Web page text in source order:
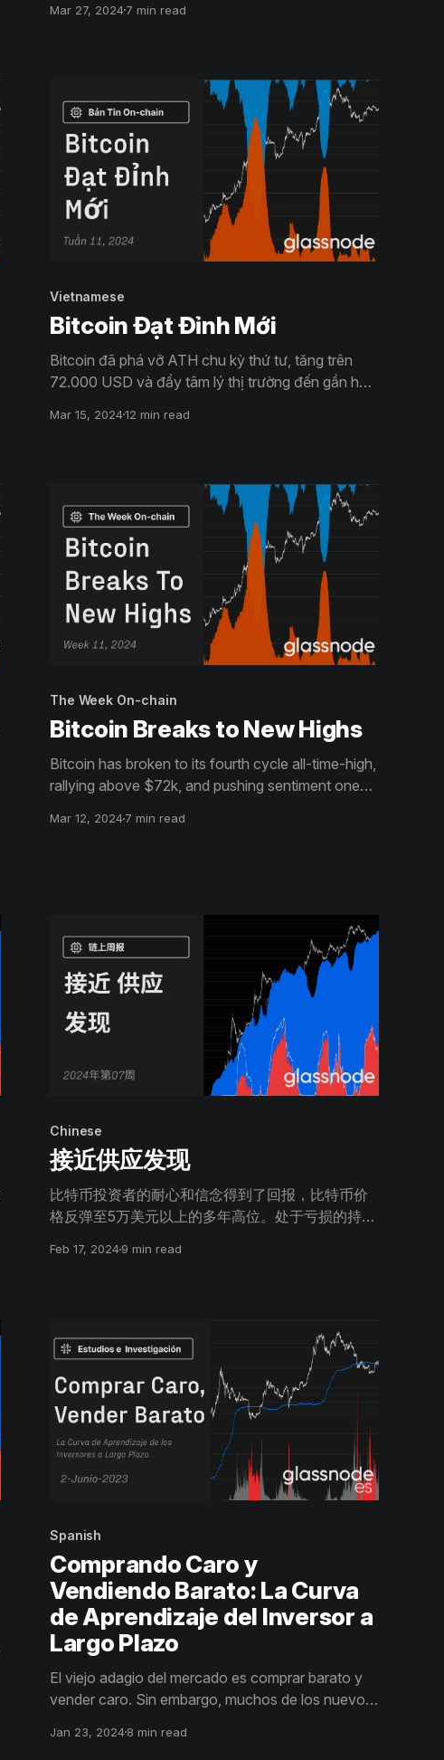
de vente. Le marché enregistre plus de 2,6 milliards
Mar 27, 20247 min read
Vietnamese
Bitcoin Đạt Đỉnh Mới
Bitcoin đã phá vỡ ATH chu kỳ thứ tư, tăng trên
72.000 USD và đẩy tâm lý thị trường đến gần hơn
điển từ nhóm HODLer sang các nhà đầu cơ hiện
Mar 15, 202412 min read
The Week On-chain
Bitcoin Breaks to New Highs
Bitcoin has broken to its fourth cycle all-time-high,
rallying above $72k, and pushing sentiment one
transfer from the HODLer cohort to speculators is
Mar 12, 20247 min read
Chinese
接近供应发现
比特币投资者的耐心和信念得到了回报，比特币价
格反弹至5万美元以上的多年高位。处于亏损的持有
Feb 17, 20249 min read
Spanish
Comprando Caro y
Vendiendo Barato: La Curva
de Aprendizaje del Inversor a
Largo Plazo
El viejo adagio del mercado es comprar barato y
vender caro. Sin embargo, muchos de los nuevos
contrario, sufriendo grandes pérdidas para
Jan 23, 20248 min read